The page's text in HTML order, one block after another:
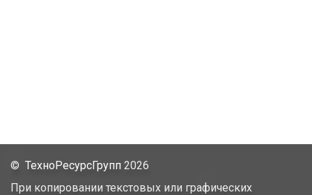
© ТехноРесурсГрупп 2026
При копировании текстовых или графических